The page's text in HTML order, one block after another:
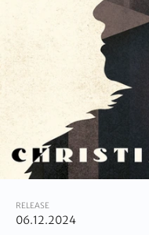
RELEASE
06.12.2024